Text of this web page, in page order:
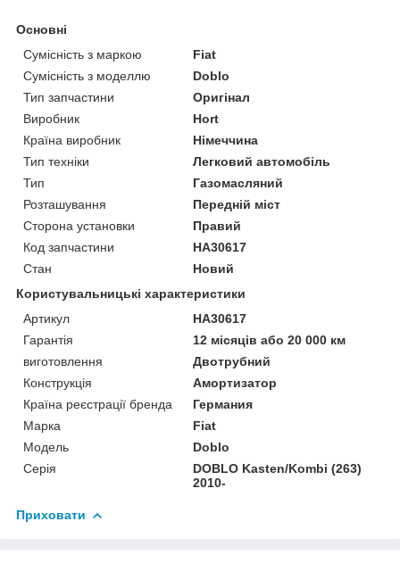
Основні
Сумісність з маркою
Fiat
Сумісність з моделлю
Doblo
Тип запчастини
Оригінал
Виробник
Hort
Країна виробник
Німеччина
Тип техніки
Легковий автомобіль
Тип
Газомасляний
Розташування
Передній міст
Сторона установки
Правий
Код запчастини
HA30617
Стан
Новий
Користувальницькі характеристики
Артикул
HA30617
Гарантія
12 місяців або 20 000 км
виготовлення
Двотрубний
Конструкція
Амортизатор
Країна реєстрації бренда
Германия
Марка
Fiat
Модель
Doblo
Серія
DOBLO Kasten/Kombi (263)
2010-
Приховати